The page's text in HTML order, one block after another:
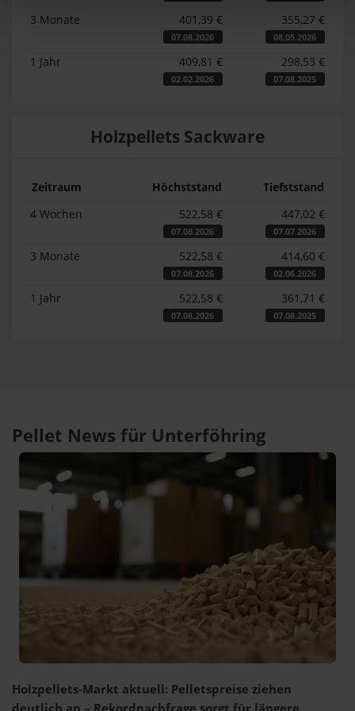
3 Monate 401,39 €
07.08.2026
355,27 €
08.05.2026
1 Jahr 409,81 €
02.02.2026
298,53 €
07.08.2025
Holzpellets Sackware
Zeitraum Höchststand
Tiefststand
4 Wochen
522,58 €
07.08.2026
447,02 €
07.07.2026
3 Monate 522,58 €
07.08.2026
414,60 €
02.06.2026
1 Jahr 522,58 €
07.08.2026
361,71 €
07.08.2025
Pellet News für Unterföhring
Holzpellets-Markt aktuell: Pelletspreise ziehen